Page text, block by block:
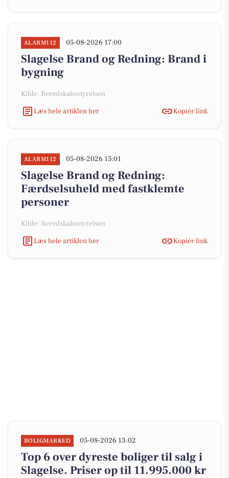
ALARM112 05-08-2026 17:00
Slagelse Brand og Redning: Brand i
bygning
Kilde: Beredskabsstyrelsen
Læs hele artiklen her
Kopiér link
ALARM112 05-08-2026 15:01
Slagelse Brand og Redning:
Færdselsuheld med fastklemte
personer
Kilde: Beredskabsstyrelsen
Læs hele artiklen her
Kopiér link
BOLIGMARKED 05-08-2026 13:02
Top 6 over dyreste boliger til salg i
Slagelse. Priser op til 11.995.000 kr